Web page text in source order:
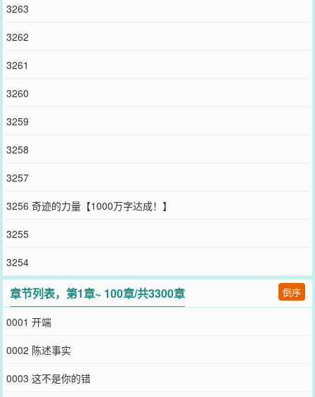
3263
3262
3261
3260
3259
3258
3257
3256 奇迹的力量【1000万字达成！】
3255
3254
章节列表，第1章~ 100章/共3300章 倒序
0001 开端
0002 陈述事实
0003 这不是你的错